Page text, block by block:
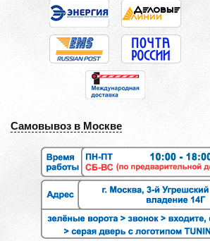
Самовывоз в Москве